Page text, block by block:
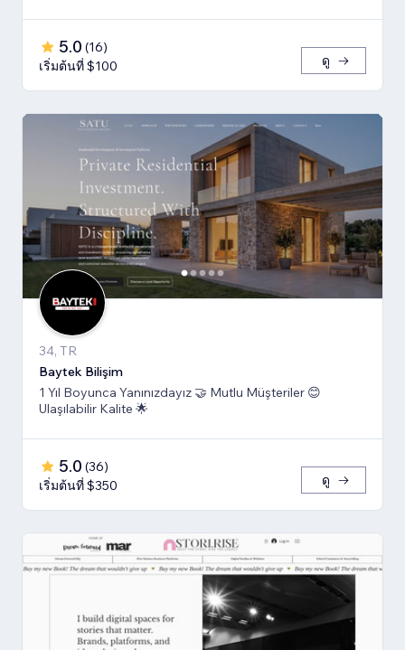
5.0 (16)
เริ่มต้นที่ $100
ดู
34, TR
Baytek Bilişim
1 Yıl Boyunca Yanınızdayız 🤝 Mutlu Müşteriler 😊
Ulaşılabilir Kalite 🌟
5.0 (36)
เริ่มต้นที่ $350
ดู